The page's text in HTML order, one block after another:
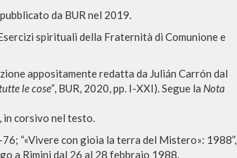
da BUR nel 2019.
spirituali della Fraternità di Comunione e
appositamente redatta da Julián Carrón dal
le cose”, BUR, 2020, pp. I-XXI). Segue la Nota
in corsivo nel testo.
76; “«Vivere con gioia la terra del Mistero»: 1988”,
a Rimini dal 26 al 28 febbraio 1988.